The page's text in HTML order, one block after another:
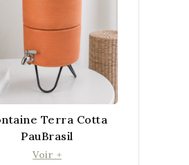
Terra Cotta
PauBrasil
Voir +